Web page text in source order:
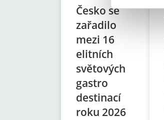
h
l
a
s
u
Česko se
zařadilo
mezi 16
elitních
světových
gastro
destinací
roku 2026